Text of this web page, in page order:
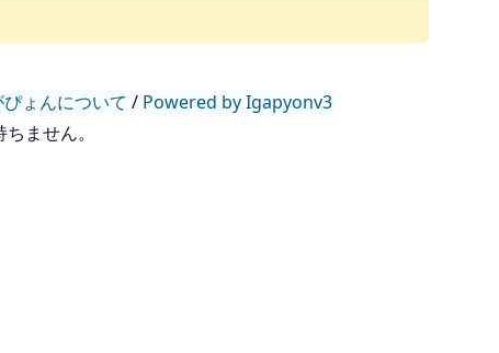
ぴょんについて / Powered by Igapyonv3
ません。